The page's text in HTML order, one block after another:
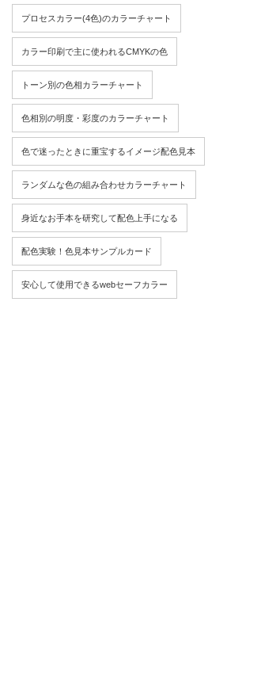
プロセスカラー(4色)のカラーチャート
カラー印刷で主に使われるCMYKの色
トーン別の色相カラーチャート
色相別の明度・彩度のカラーチャート
色で迷ったときに重宝するイメージ配色見本
ランダムな色の組み合わせカラーチャート
身近なお手本を研究して配色上手になる
配色実験！色見本サンプルカード
安心して使用できるwebセーフカラー